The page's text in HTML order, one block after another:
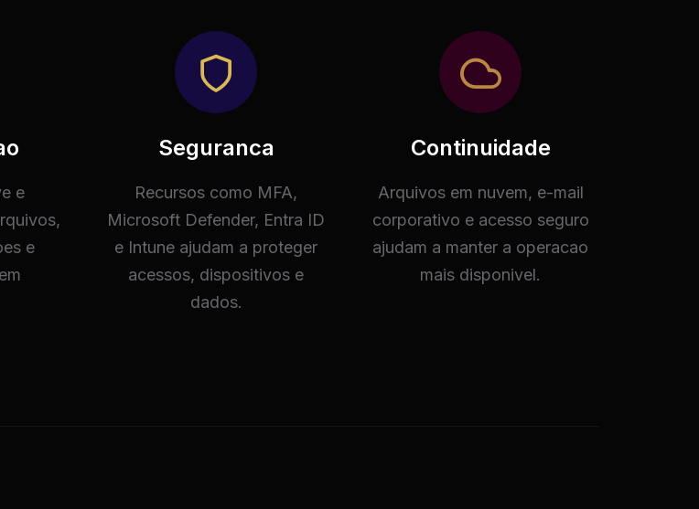
e
e
Seguranca
Recursos como MFA,
Microsoft Defender, Entra ID
e Intune ajudam a proteger
acessos, dispositivos e
dados.
Continuidade
Arquivos em nuvem, e-mail
corporativo e acesso seguro
ajudam a manter a operacao
mais disponivel.